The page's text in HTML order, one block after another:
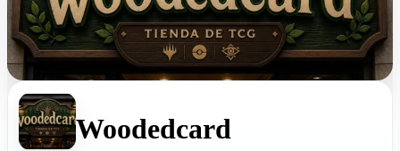
Woodedcard